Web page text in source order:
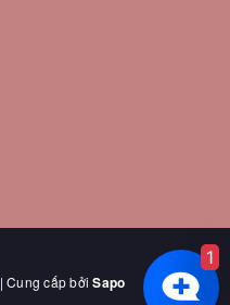
| Cung cấp bởiSapo
1